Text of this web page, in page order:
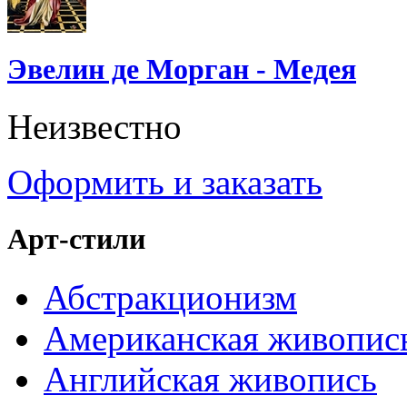
Эвелин де Морган - Медея
Неизвестно
Оформить и заказать
Арт-стили
Абстракционизм
Американская
Английская живопись